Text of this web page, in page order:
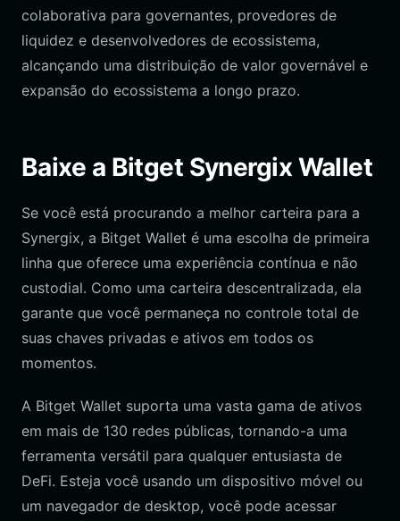
colaborativa para governantes, provedores de
liquidez e desenvolvedores de ecossistema,
alcançando uma distribuição de valor governável e
expansão do ecossistema a longo prazo.
Baixe a Bitget Synergix Wallet
Se você está procurando a melhor carteira para a
Synergix, a Bitget Wallet é uma escolha de primeira
linha que oferece uma experiência contínua e não
custodial. Como uma carteira descentralizada, ela
garante que você permaneça no controle total de
suas chaves privadas e ativos em todos os
momentos.
A Bitget Wallet suporta uma vasta gama de ativos
em mais de 130 redes públicas, tornando-a uma
ferramenta versátil para qualquer entusiasta de
DeFi. Esteja você usando um dispositivo móvel ou
um navegador de desktop, você pode acessar